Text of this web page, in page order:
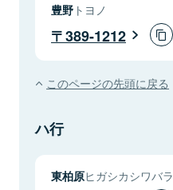
豊野 トヨノ
389-1212
このページの先頭に戻る
ハ行
東柏原ヒガシカシワバラ